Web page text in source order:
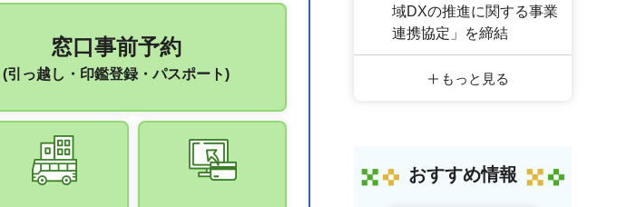
窓口事前予約
(引っ越し・印鑑登録・パスポート)
域DXの推進に関する事業
連携協定」を締結
もっと見る
おすすめ情報